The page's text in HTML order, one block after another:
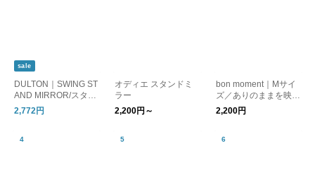
sale
DULTON｜SWING ST
AND MIRROR/スタン
ドミラー/卓上鏡
2,772円
オディエ スタンドミ
ラー
2,200円～
bon moment｜Mサイ
ズ／ありのままを映す
鏡 ナピュアミラー
2,200円